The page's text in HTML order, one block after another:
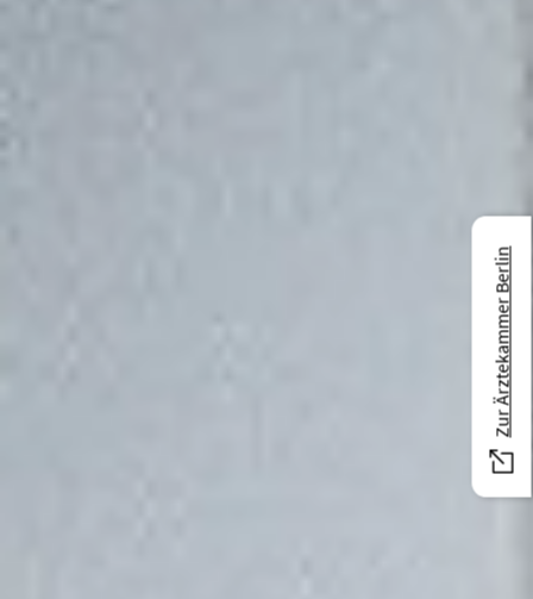
Zur Ärztekammer Berlin